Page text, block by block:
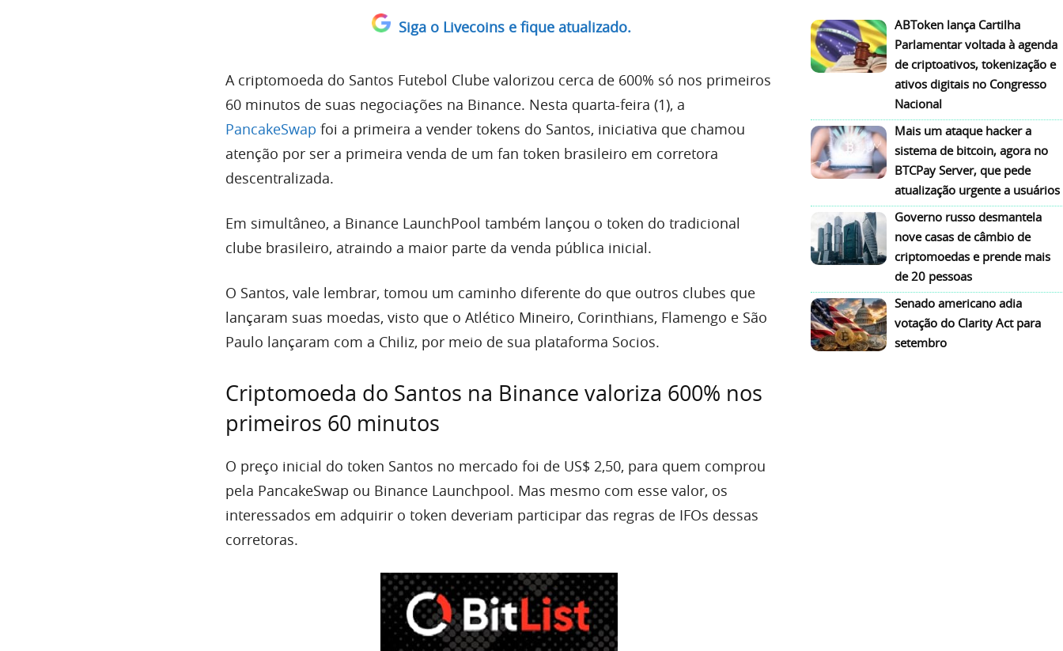
Siga o Livecoins e fique atualizado.
A criptomoeda do Santos Futebol Clube valorizou cerca de 600% só nos primeiros
60 minutos de suas negociações na Binance. Nesta quarta-feira (1), a
PancakeSwap foi a primeira a vender tokens do Santos, iniciativa que chamou
atenção por ser a primeira venda de um fan token brasileiro em corretora
descentralizada.
Em simultâneo, a Binance LaunchPool também lançou o token do tradicional
clube brasileiro, atraindo a maior parte da venda pública inicial.
O Santos, vale lembrar, tomou um caminho diferente do que outros clubes que
lançaram suas moedas, visto que o Atlético Mineiro, Corinthians, Flamengo e São
Paulo lançaram com a Chiliz, por meio de sua plataforma Socios.
Criptomoeda do Santos na Binance valoriza 600% nos
primeiros 60 minutos
O preço inicial do token Santos no mercado foi de US$ 2,50, para quem comprou
pela PancakeSwap ou Binance Launchpool. Mas mesmo com esse valor, os
interessados em adquirir o token deveriam participar das regras de IFOs dessas
corretoras.
ABToken lança Cartilha
Parlamentar voltada à agenda
de criptoativos, tokenização e
ativos digitais no Congresso
Nacional
Mais um ataque hacker a
sistema de bitcoin, agora no
BTCPay Server, que pede
atualização urgente a usuários
Governo russo desmantela
nove casas de câmbio de
criptomoedas e prende mais
de 20 pessoas
Senado americano adia
votação do Clarity Act para
setembro